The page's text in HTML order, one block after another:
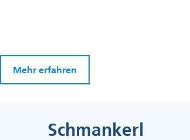
Mehr erfahren
Schmankerl